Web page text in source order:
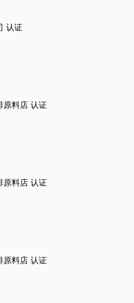
认证
原料店 认证
原料店 认证
原料店 认证